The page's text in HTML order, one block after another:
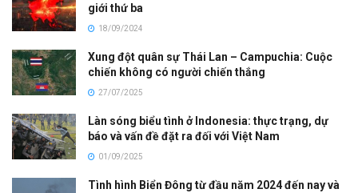
giới thứ ba
18/09/2024
Xung đột quân sự Thái Lan – Campuchia: Cuộc
chiến không có người chiến thắng
27/07/2025
Làn sóng biểu tình ở Indonesia: thực trạng, dự
báo và vấn đề đặt ra đối với Việt Nam
01/09/2025
Tình hình Biển Đông từ đầu năm 2024 đến nay và